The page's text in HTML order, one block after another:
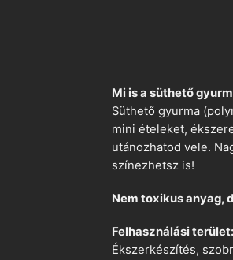
Mi is a süthető
Süthető gyurma
mini ételeket,
utánozhatod vele.
színezhetsz is!
Nem toxikus anyag,
Felhasználási terület:
Ékszerkészítés,